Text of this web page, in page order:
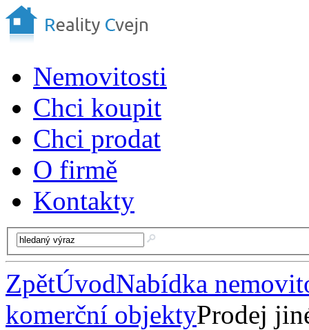
Nemovitosti
Chci koupit
Chci prodat
O firmě
Kontakty
ZpětÚvodNabídka
komerční objektyProdej